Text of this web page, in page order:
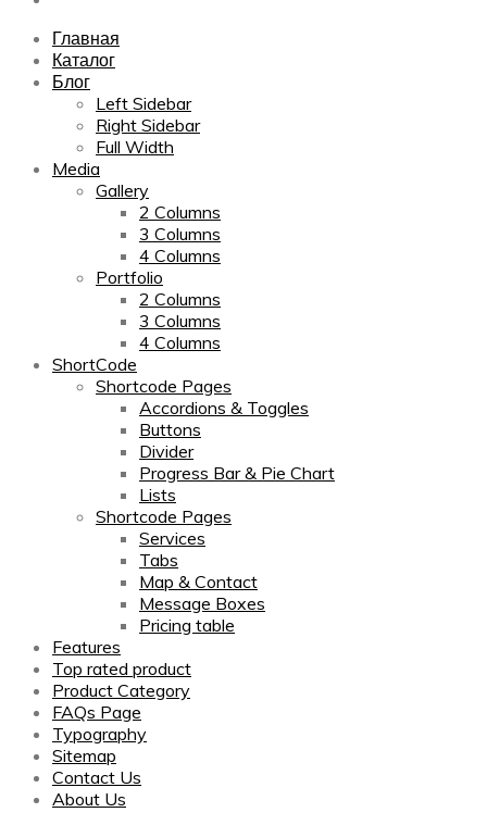
Главная
Каталог
Блог
Left Sidebar
Right Sidebar
Full Width
Media
Gallery
2 Columns
3 Columns
4 Columns
Portfolio
2 Columns
3 Columns
4 Columns
ShortCode
Shortcode Pages
Accordions & Toggles
Buttons
Divider
Progress Bar & Pie Chart
Lists
Shortcode Pages
Services
Tabs
Map & Contact
Message Boxes
Pricing table
Features
Top rated product
Product Category
FAQs Page
Typography
Sitemap
Contact Us
About Us